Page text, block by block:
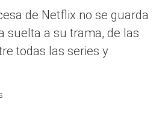
de Netflix no se guarda
suelta a su trama, de las
todas las series y